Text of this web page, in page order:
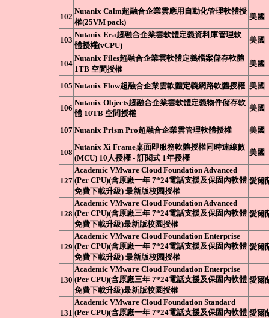
102
Nutanix Calm超融合企業雲應用自動化管理軟體授
權(25VM pack)
美國
103
Nutanix Era超融合企業雲軟體定義資料庫管理軟
體授權(vCPU)
美國
104
Nutanix Files超融合企業雲軟體定義檔案儲存軟體
1TB 空間授權
美國
105 Nutanix Flow超融合企業雲軟體定義網路軟體授權 美國
106
Nutanix Objects超融合企業雲軟體定義物件儲存軟
體 10TB 空間授權
美國
107 Nutanix Prism Pro超融合企業雲管理軟體授權 美國
108
Nutanix Xi Frame桌面即服務軟體授權同時連線數
(MCU) 10人授權 - 訂閱式 1年授權
美國
127
Academic VMware Cloud Foundation Advanced
(Per CPU)(含原廠一年 7*24電話支援及保固內軟體
免費下載升級) 最新版校園授權
愛爾
128
Academic VMware Cloud Foundation Advanced
(Per CPU)(含原廠三年 7*24電話支援及保固內軟體
免費下載升級)最新版校園授權
愛爾
129
Academic VMware Cloud Foundation Enterprise
(Per CPU)(含原廠一年 7*24電話支援及保固內軟體
免費下載升級) 最新版校園授權
愛爾
130
Academic VMware Cloud Foundation Enterprise
(Per CPU)(含原廠三年 7*24電話支援及保固內軟體
免費下載升級)最新版校園授權
愛爾
131
Academic VMware Cloud Foundation Standard
(Per CPU)(含原廠一年 7*24電話支援及保固內軟體 愛爾